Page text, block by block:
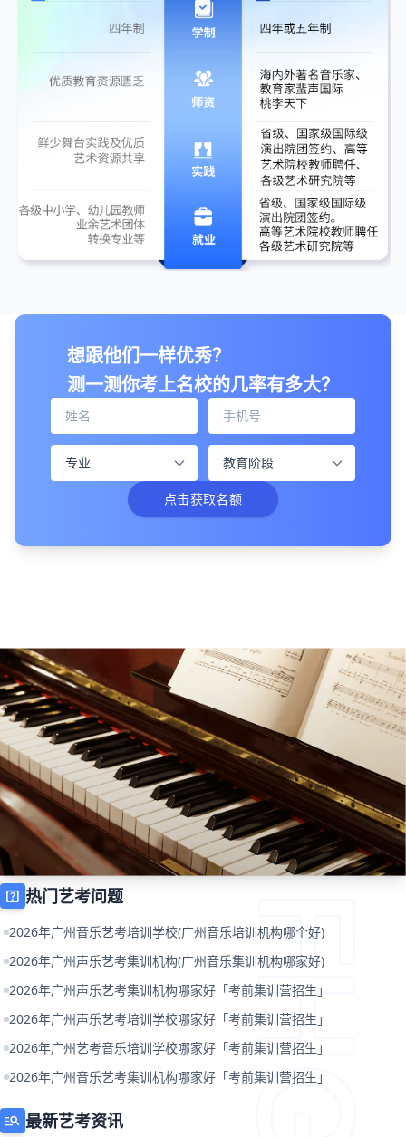
想跟他们一样优秀？
测一测你考上名校的几率有多大？
点击获取名额
help_center 热门艺考问题
2026年广州音乐艺考培训学校(广州音乐培训机构哪个好)
2026年广州声乐艺考集训机构(广州音乐集训机构哪家好)
2026年广州声乐艺考集训机构哪家好「考前集训营招生」
2026年广州声乐艺考培训学校哪家好「考前集训营招生」
2026年广州艺考音乐培训学校哪家好「考前集训营招生」
2026年广州音乐艺考集训机构哪家好「考前集训营招生」
manage_search 最新艺考资讯